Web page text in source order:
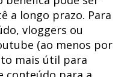
a longo prazo. Para
vloggers ou
(ao menos por
mais útil para